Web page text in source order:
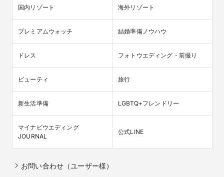
国内リゾート 海外リゾート
プレミアムウォッチ 結婚準備ノウハウ
ドレス フォトウエディング・前撮り
ビューティ 旅行
新生活準備 LGBTQ+フレンドリー
マイナビウエディング
JOURNAL
公式LINE
お問い合わせ（ユーザー様）